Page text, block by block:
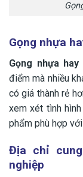
Gọng nhựa
Gọng nhựa
điểm mà nhiều
có giá thành rẻ
xem xét tình
phẩm phù hợp
Địa chỉ
nghiệp